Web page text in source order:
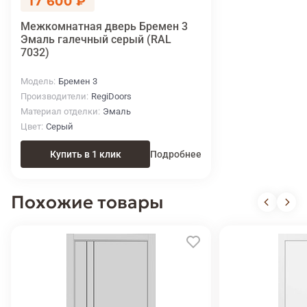
Межкомнатная дверь Бремен 3
Эмаль галечный серый (RAL
7032)
Модель Бремен 3
Производители RegiDoors
Материал отделки Эмаль
Цвет Серый
Купить в 1 клик Подробнее
Похожие товары